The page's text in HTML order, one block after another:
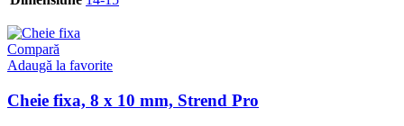
Compară
Adaugă la favorite
Cheie fixa, 8 x 10 mm, Strend Pro